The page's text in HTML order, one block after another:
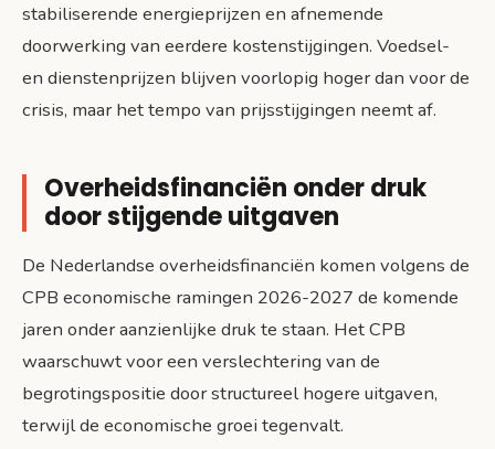
stabiliserende energieprijzen en afnemende
doorwerking van eerdere kostenstijgingen. Voedsel-
en dienstenprijzen blijven voorlopig hoger dan voor de
crisis, maar het tempo van prijsstijgingen neemt af.
Overheidsfinanciën onder druk
door stijgende uitgaven
De Nederlandse overheidsfinanciën komen volgens de
CPB economische ramingen 2026-2027 de komende
jaren onder aanzienlijke druk te staan. Het CPB
waarschuwt voor een verslechtering van de
begrotingspositie door structureel hogere uitgaven,
terwijl de economische groei tegenvalt.